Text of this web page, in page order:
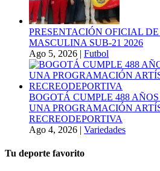
PRESENTACIÓN OFICIAL
MASCULINA SUB-21 2026
Ago 5, 2026 | Futbol
BOGOTÁ CUMPLE 488
UNA PROGRAMACIÓN
RECREODEPORTIVA
Ago 4, 2026 | Variedades
Tu deporte favorito